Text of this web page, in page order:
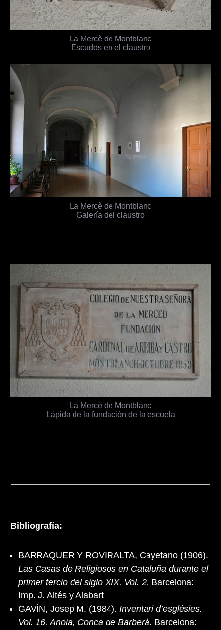
La Mercè de Montblanc
Escudos en el claustro
La Mercè de Montblanc
Galería del claustro
La Mercè de Montblanc
Lápida de la fundación de la escuela
Bibliografía:
BARRAQUER Y ROVIRALTA, Cayetano (1906).
Las Casas de Religiosos en Cataluña durante el
primer tercio del siglo XIX. Vol. 2. Barcelona:
Imp. J. Altés y Alabart
GAVÍN, Josep M. (1984). Inventari d’esglésies.
Vol. 16. Anoia, Conca de Barberà. Barcelona: